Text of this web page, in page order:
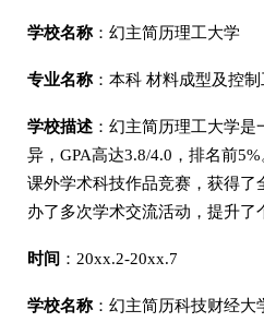
学校名称：幻主简历理工大学
专业名称：本科 材料成型及控
学校描述 ：幻主简历理工大学
异，GPA高达3.8/4.0，排名前
课外学术科技作品竞赛，获得
办了多次学术交流活动，提升了
时间 ：20xx.2-20xx.7
学校名称：幻主简历科技财经大